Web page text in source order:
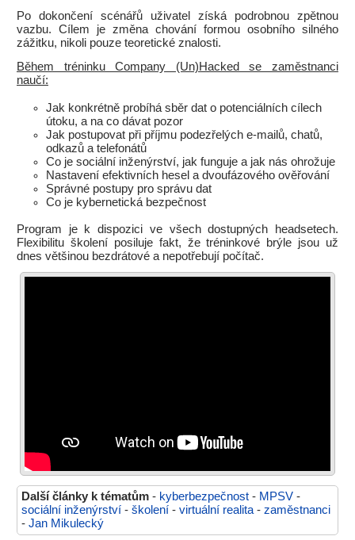
Po dokončení scénářů uživatel získá podrobnou zpětnou
vazbu. Cílem je změna chování formou osobního silného
zážitku, nikoli pouze teoretické znalosti.
Během tréninku Company (Un)Hacked se zaměstnanci
naučí:
Jak konkrétně probíhá sběr dat o potenciálních cílech
útoku, a na co dávat pozor
Jak postupovat při příjmu podezřelých e-mailů, chatů,
odkazů a telefonátů
Co je sociální inženýrství, jak funguje a jak nás ohrožuje
Nastavení efektivních hesel a dvoufázového ověřování
Správné postupy pro správu dat
Co je kybernetická bezpečnost
Program je k dispozici ve všech dostupných headsetech.
Flexibilitu školení posiluje fakt, že tréninkové brýle jsou už
dnes většinou bezdrátové a nepotřebují počítač.
Další články k tématům - kyberbezpečnost - MPSV -
sociální inženýrství - školení - virtuální realita - zaměstnanci
- Jan Mikulecký